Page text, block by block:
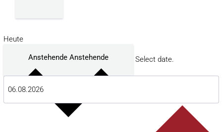
Heute
Anstehende Anstehende Select date.